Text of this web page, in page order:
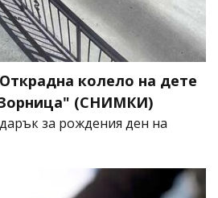
колело на дете
(СНИМКИ)
за рождения ден на